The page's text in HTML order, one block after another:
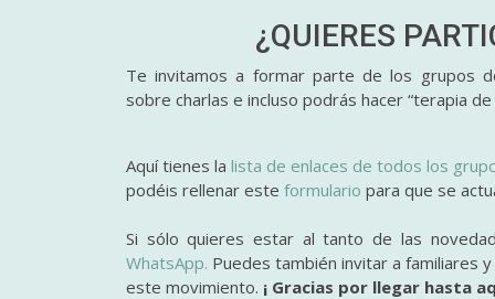
¿QUIERES
Te invitamos a formar parte de los grupos
sobre charlas e incluso podrás hacer “terapia de
Aquí tienes lalista de enlaces de todos los
podéis rellenar este formulario para que se
Si sólo quieres estar al tanto de las
WhatsApp. Puedes también invitar a familiares
este movimiento. ¡ Gracias por llegar hasta